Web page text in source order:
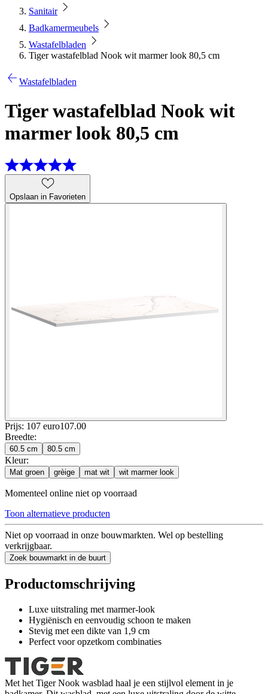
Sanitair
Badkamermeubels
Wastafelbladen
Tiger wastafelblad Nook wit marmer look 80,5 cm
Wastafelbladen
Tiger wastafelblad Nook wit
marmer look 80,5 cm
Opslaan in Favorieten
Prijs: 107 euro107.00
Breedte:
60.5 cm 80.5 cm
Kleur:
Mat groen grèige mat wit wit marmer look
Momenteel online niet op voorraad
Toon alternatieve producten
Niet op voorraad in onze bouwmarkten. Wel op bestelling
verkrijgbaar.
Zoek bouwmarkt in de buurt
Productomschrijving
Luxe uitstraling met marmer-look
Hygiënisch en eenvoudig schoon te maken
Stevig met een dikte van 1,9 cm
Perfect voor opzetkom combinaties
Met het Tiger Nook wasblad haal je een stijlvol element in je